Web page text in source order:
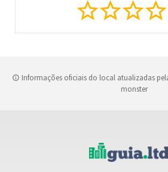
Informações oficiais do local atualizadas
monster